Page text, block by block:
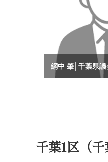
網中 肇│千葉県
千葉1区（